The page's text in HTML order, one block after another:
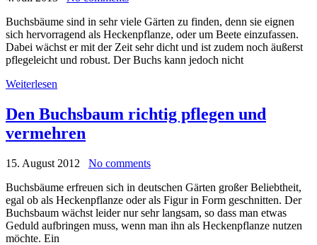
Buchsbäume sind in sehr viele Gärten zu finden, denn sie eignen
sich hervorragend als Heckenpflanze, oder um Beete einzufassen.
Dabei wächst er mit der Zeit sehr dicht und ist zudem noch äußerst
pflegeleicht und robust. Der Buchs kann jedoch nicht
Weiterlesen
Den Buchsbaum richtig pflegen und
vermehren
15. August 2012
No comments
Buchsbäume erfreuen sich in deutschen Gärten großer Beliebtheit,
egal ob als Heckenpflanze oder als Figur in Form geschnitten. Der
Buchsbaum wächst leider nur sehr langsam, so dass man etwas
Geduld aufbringen muss, wenn man ihn als Heckenpflanze nutzen
möchte. Ein